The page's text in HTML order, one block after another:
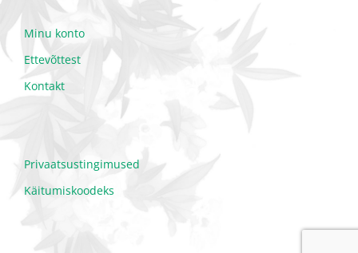
Minu konto
Ettevõttest
Kontakt
Privaatsustingimused
Käitumiskoodeks